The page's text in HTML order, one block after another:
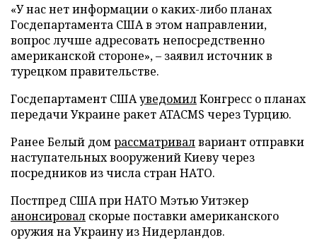
«У нас нет информации о каких-либо планах
Госдепартамента США в этом направлении,
вопрос лучше адресовать непосредственно
американской стороне», – заявил источник в
турецком правительстве.
Госдепартамент СШАуведомилКонгресс о планах
передачи Украине ракет ATACMS через Турцию.
Ранее Белый домрассматривалвариант отправки
наступательных вооружений Киеву через
посредников из числа стран НАТО.
Постпред США при НАТО Мэтью Уитэкер
анонсировал скорые поставки американского
оружия на Украину из Нидерландов.